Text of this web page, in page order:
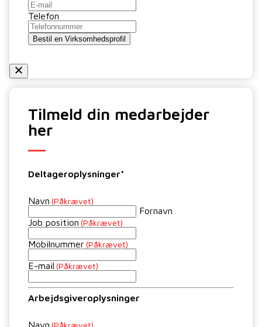
Telefon
Bestil en Virksomhedsprofil
Tilmeld din medarbejder
her
Deltageroplysninger*
Navn (Påkrævet)
Fornavn
Job position (Påkrævet)
Mobilnummer (Påkrævet)
E-mail (Påkrævet)
Arbejdsgiveroplysninger
Navn (Påkrævet)